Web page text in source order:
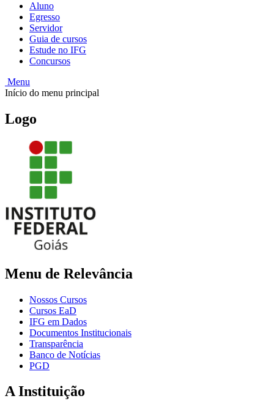
Aluno
Egresso
Servidor
Guia de cursos
Estude no IFG
Concursos
Menu
Início do menu principal
Logo
Menu de Relevância
Nossos Cursos
Cursos EaD
IFG em Dados
Documentos Institucionais
Transparência
Banco de Notícias
PGD
A Instituição